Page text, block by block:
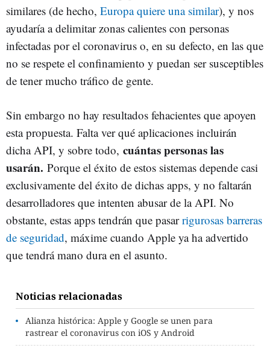
similares (de hecho, Europa quiere una similar), y nos
ayudaría a delimitar zonas calientes con personas
infectadas por el coronavirus o, en su defecto, en las que
no se respete el confinamiento y puedan ser susceptibles
de tener mucho tráfico de gente.
Sin embargo no hay resultados fehacientes que apoyen
esta propuesta. Falta ver qué aplicaciones incluirán
dicha API, y sobre todo, cuántas personas las
usarán. Porque el éxito de estos sistemas depende casi
exclusivamente del éxito de dichas apps, y no faltarán
desarrolladores que intenten abusar de la API. No
obstante, estas apps tendrán que pasarrigurosas barreras
de seguridad, máxime cuando Apple ya ha advertido
que tendrá mano dura en el asunto.
Noticias relacionadas
Alianza histórica: Apple y Google se unen para
rastrear el coronavirus con iOS y Android